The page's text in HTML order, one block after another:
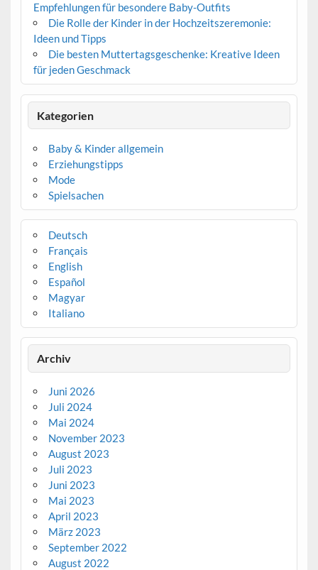
Empfehlungen für besondere Baby-Outfits
Die Rolle der Kinder in der Hochzeitszeremonie:
Ideen und Tipps
Die besten Muttertagsgeschenke: Kreative Ideen
für jeden Geschmack
Kategorien
Baby & Kinder allgemein
Erziehungstipps
Mode
Spielsachen
Deutsch
Français
English
Español
Magyar
Italiano
Archiv
Juni 2026
Juli 2024
Mai 2024
November 2023
August 2023
Juli 2023
Juni 2023
Mai 2023
April 2023
März 2023
September 2022
August 2022